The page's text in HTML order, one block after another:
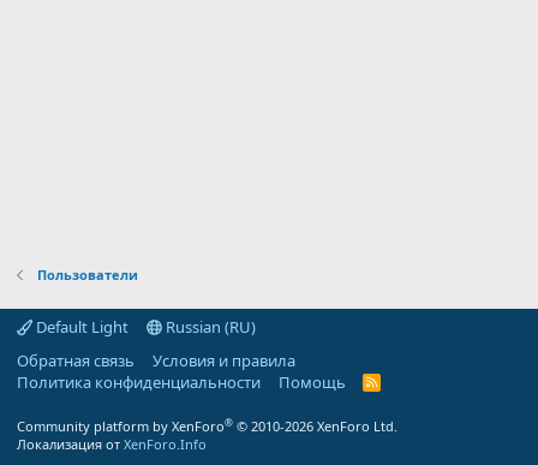
Пользователи
Default Light
Russian (RU)
Обратная связь
Условия и правила
Политика конфиденциальности
Помощь
R
Community platform by XenForo® © 2010-2026 XenForo Ltd.
Локализация от XenForo.Info